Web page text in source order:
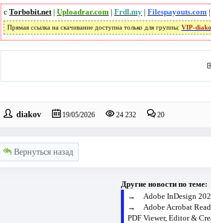
с Torbobit.net| Uploadrar.com | Frdl.my| Filespayouts.com |
Прямая ссылка на скачивание доступна только для группы: VIP-
diakov 19/05/2026 24 232 20
Вернуться назад
Другие новости по теме:
→ Adobe InDesign
→ Adobe Acrobat
PDF Viewer, Editor &